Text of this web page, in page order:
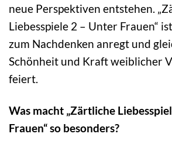
neue Perspektiven entstehen.
Liebesspiele 2 – Unter Frauen“
zum Nachdenken anregt und
Schönheit und Kraft weiblicher
feiert.
Was macht „Zärtliche
Frauen“ so besonders?